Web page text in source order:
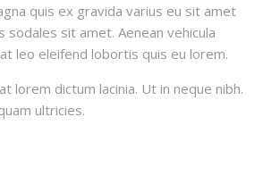
quis ex gravida varius eu sit amet
sit amet. Aenean vehicula
leo eleifend lobortis quis eu lorem.
lorem dictum lacinia. Ut in neque nibh.
ultricies.